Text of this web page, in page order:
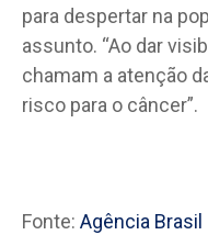
para despertar na
assunto. “Ao dar
chamam a atenção
risco para o câncer”.
Fonte: Agência Brasil